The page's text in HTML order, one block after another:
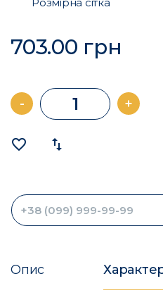
Розмірна сітка
703.00 грн
- +
favorite_border import_export
Опис